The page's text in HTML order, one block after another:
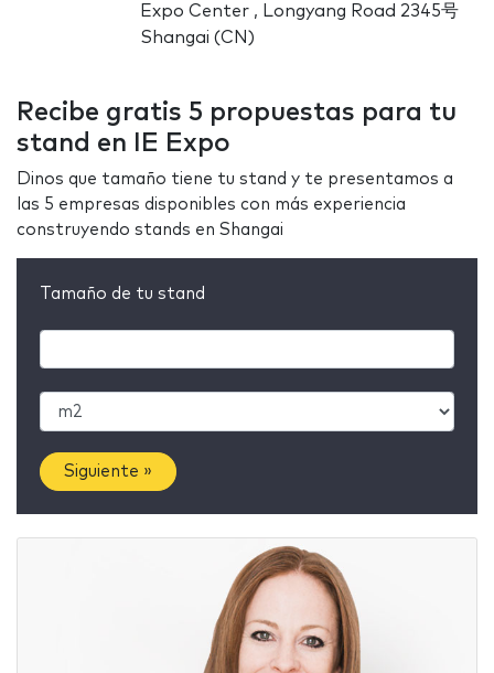
Expo Center , Longyang Road 2345号
Shangai (CN)
Recibe gratis 5 propuestas para tu
stand en IE Expo
Dinos que tamaño tiene tu stand y te presentamos a
las 5 empresas disponibles con más experiencia
construyendo stands en Shangai
Tamaño de tu stand
Siguiente »